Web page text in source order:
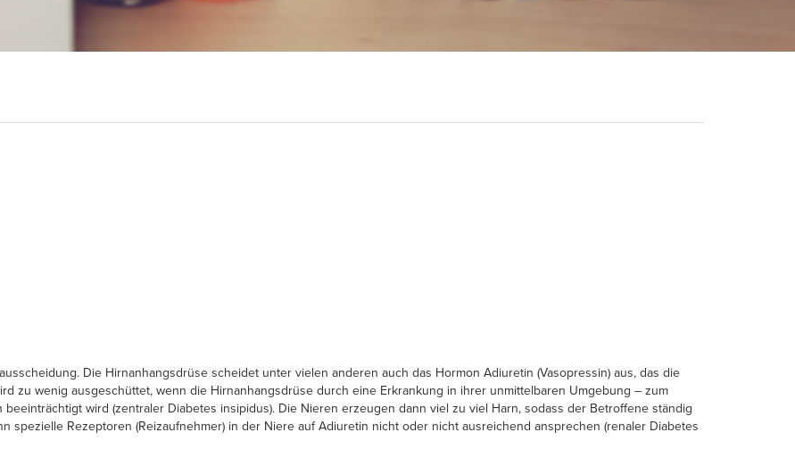
Die Hirnanhangsdrüse scheidet unter vielen anderen auch das Hormon Adiuretin (Vasopressin) aus, das die
zu wenig ausgeschüttet, wenn die Hirnanhangsdrüse durch eine Erkrankung in ihrer unmittelbaren Umgebung – zum
wird (zentraler Diabetes insipidus). Die Nieren erzeugen dann viel zu viel Harn, sodass der Betroffene ständig
spezielle Rezeptoren (Reizaufnehmer) in der Niere auf Adiuretin nicht oder nicht ausreichend ansprechen (renaler Diabetes